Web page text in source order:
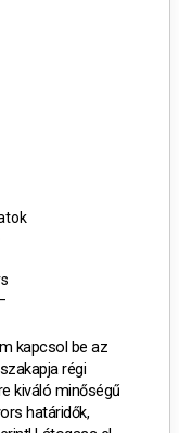
kapcsol be az
régi
kiváló minőségű
határidők,